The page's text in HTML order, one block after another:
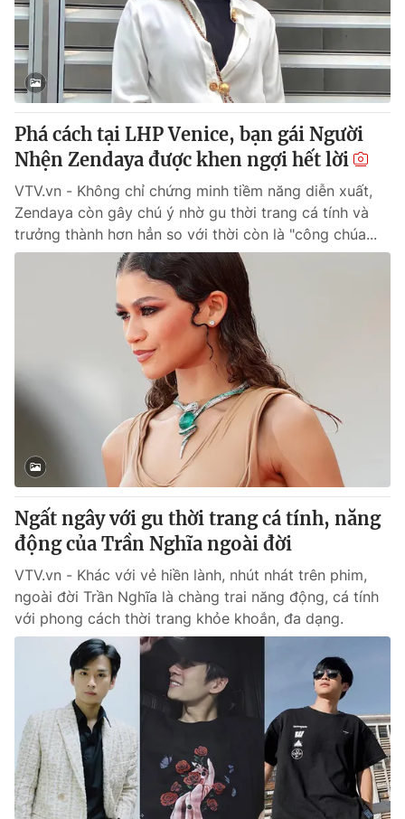
Thị trường 24h Tấm lòng Việt
VTV4 Vươn mình bằng AI
VTV9 VTV8
Liên hệ tòa soạn
Theo dõi báo trên
Cơ quan chủ quản:
Đài Truyền hình Việt Nam
Cơ quan báo chí:
Thời báo VTV
Giấy phép hoạt động báo in và báo điện tử số 483/GP-BTTTT
cấp ngày 29/12/2023
Tổng Biên tập: Vũ Thanh Thủy
Phó Tổng Biên tập:Nguyễn Thị Mỹ Hạnh, Phạm Quốc Thắng,
Nguyễn Trọng Ninh
Tổng đài VTV: 024.38 355 931 - 024.38 355 932
Ðiện thoại Thời báo VTV:
024.66 897 897
Email: toasoan@vtv.vn
Liên hệ quảng cáo:024-7300.7108
Phá cách tại LHP Venice, bạn gái Người
Nhện Zendaya được khen ngợi hết lời
VTV.vn - Không chỉ chứng minh tiềm năng diễn xuất,
Zendaya còn gây chú ý nhờ gu thời trang cá tính và
trưởng thành hơn hẳn so với thời còn là "công chúa...
Ngất ngây với gu thời trang cá tính, năng
động của Trần Nghĩa ngoài đời
VTV.vn - Khác với vẻ hiền lành, nhút nhát trên phim,
ngoài đời Trần Nghĩa là chàng trai năng động, cá tính
với phong cách thời trang khỏe khoắn, đa dạng.